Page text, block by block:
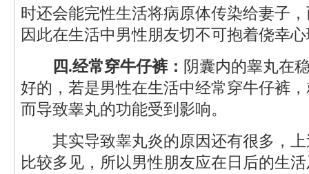
时还会能完性生活将病原体传染给妻子
因此在生活中男性朋友切不可抱着侥幸
四.经常穿牛仔裤： 阴囊内的睾丸在
好的，若是男性在生活中经常穿牛仔裤
而导致睾丸的功能受到影响。
其实导致睾丸炎的原因还有很多，上
比较多见，所以男性朋友应在日后的生